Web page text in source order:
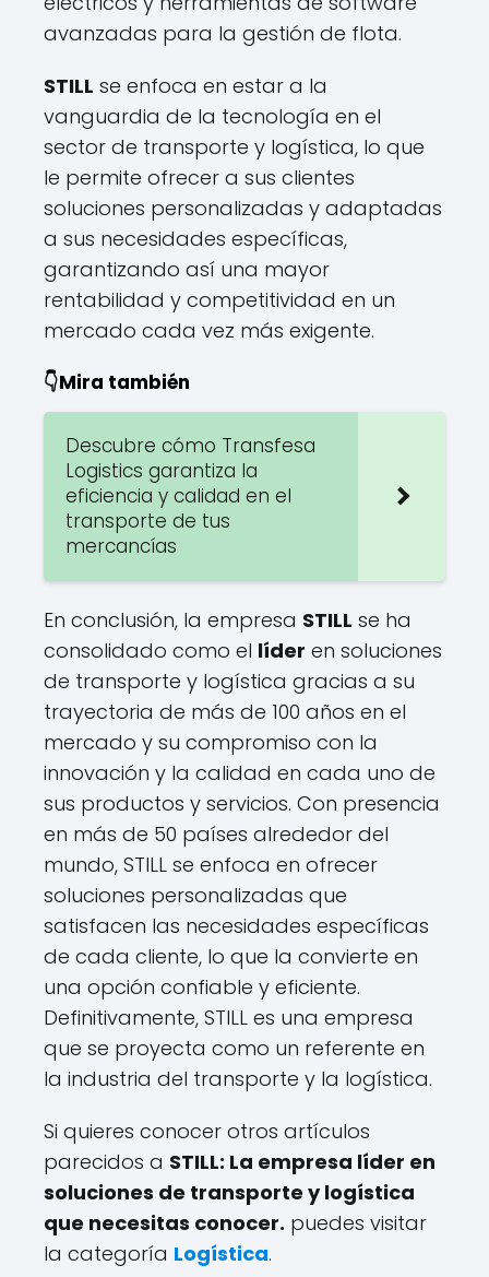
avanzadas para la gestión de flota.
STILL se enfoca en estar a la
vanguardia de la tecnología en el
sector de transporte y logística, lo que
le permite ofrecer a sus clientes
soluciones personalizadas y adaptadas
a sus necesidades específicas,
garantizando así una mayor
rentabilidad y competitividad en un
mercado cada vez más exigente.
👇Mira también
Descubre cómo Transfesa
Logistics garantiza la
eficiencia y calidad en el
transporte de tus
mercancías
En conclusión, la empresa STILL se ha
consolidado como el líder en soluciones
de transporte y logística gracias a su
trayectoria de más de 100 años en el
mercado y su compromiso con la
innovación y la calidad en cada uno de
sus productos y servicios. Con presencia
en más de 50 países alrededor del
mundo, STILL se enfoca en ofrecer
soluciones personalizadas que
satisfacen las necesidades específicas
de cada cliente, lo que la convierte en
una opción confiable y eficiente.
Definitivamente, STILL es una empresa
que se proyecta como un referente en
la industria del transporte y la logística.
Si quieres conocer otros artículos
parecidos a STILL: La empresa líder en
soluciones de transporte y logística
que necesitas conocer. puedes visitar
la categoría Logística.